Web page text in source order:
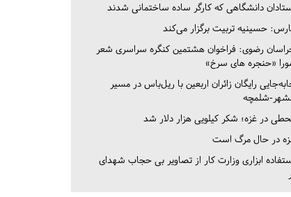
دانشگاهی که کارگر ساده ساختمانی شدند
حسینیه تربیت برگزار می‌کند
رضوی: فراخوان هشتمین کنگره سراسری شعر
«حنجره های سرخ»
رایگان زائران اربعین با ریل‌باس در مسیر
شلمچه
در غزه؛ شکر کیلویی هزار دلار شد
در حال مرگ است
ابزاری وزارت کار از تصاویر بی حجاب شهدای